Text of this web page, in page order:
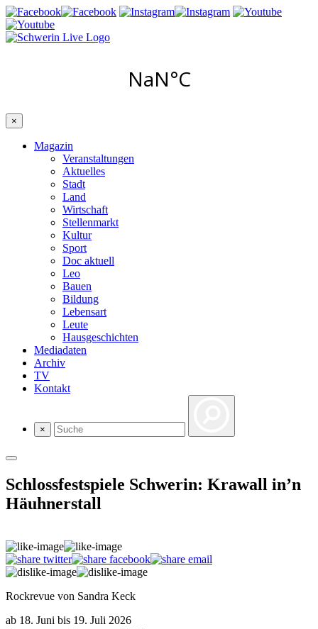
×
Magazin
Veranstaltungen
Aktuelles
Stadt
Land
Wirtschaft
Stellenmarkt
Kultur
Sport
Doc aktuell
Leo
Bauen
Bildung
Lebensart
Leute
Hausgeschichten
Mediadaten
Archiv
TV
Kontakt
×
Schlossfestspiele Schwerin: Krawall in’n
Häuhnerstall
Rockrevue von Sandra Keck
ab 18. Juni bis 19. Juli 2026